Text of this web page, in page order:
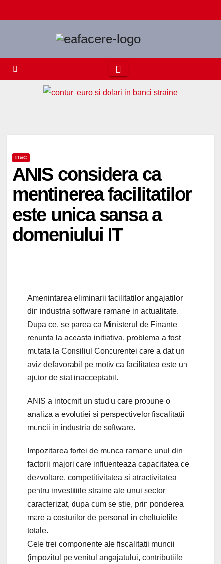
to
IT&C
ANIS considera ca
mentinerea facilitatilor
este unica sansa a
domeniului IT
Amenintarea eliminarii facilitatilor angajatilor
din industria software ramane in actualitate.
Dupa ce, se parea ca Ministerul de Finante
renunta la aceasta initiativa, problema a fost
mutata la Consiliul Concurentei care a dat un
aviz defavorabil pe motiv ca facilitatea este un
ajutor de stat inacceptabil.
ANIS a intocmit un studiu care propune o
analiza a evolutiei si perspectivelor fiscalitatii
muncii in industria de software.
Impozitarea fortei de munca ramane unul din
factorii majori care influenteaza capacitatea de
dezvoltare, competitivitatea si atractivitatea
pentru investitiile straine ale unui sector
caracterizat, dupa cum se stie, prin ponderea
mare a costurilor de personal in cheltuielile
totale.
Cele trei componente ale fiscalitatii muncii
(impozitul pe venitul angajatului, contributiile